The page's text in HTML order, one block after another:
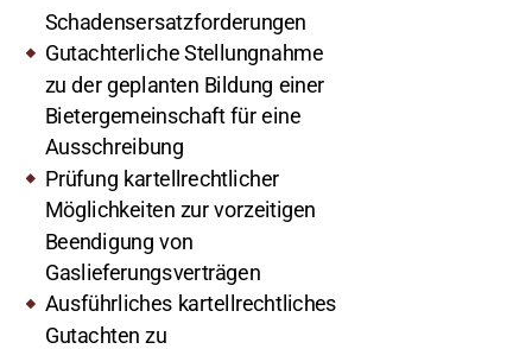
Schadensersatzforderungen
Gutachterliche Stellungnahme
zu der geplanten Bildung einer
Bietergemeinschaft für eine
Ausschreibung
Prüfung kartellrechtlicher
Möglichkeiten zur vorzeitigen
Beendigung von
Gaslieferungsverträgen
Ausführliches kartellrechtliches
Gutachten zu